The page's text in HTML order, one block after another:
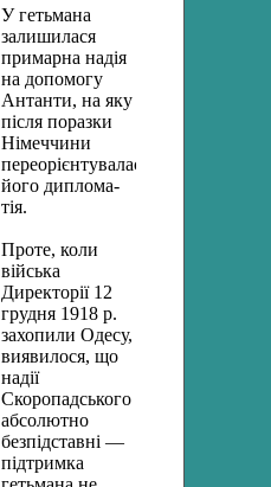
У гетьмана
залишилася
примарна надія
на допомогу
Антанти, на яку
після поразки
Німеччини
переорієнтувалася
його диплома­
тія.
Проте, коли
війська
Директорії 12
грудня 1918 р.
захопили Одесу,
виявилося, що
надії
Скоропадського
абсолютно
безпідставні —
підтримка